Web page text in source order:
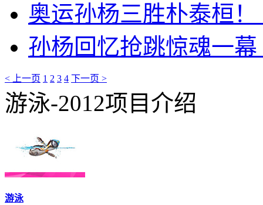
奥运孙杨三胜朴泰桓
孙杨回忆抢跳惊魂一
< 上一页 1 2 3 4 下一页 >
游泳-2012项目介绍
游泳